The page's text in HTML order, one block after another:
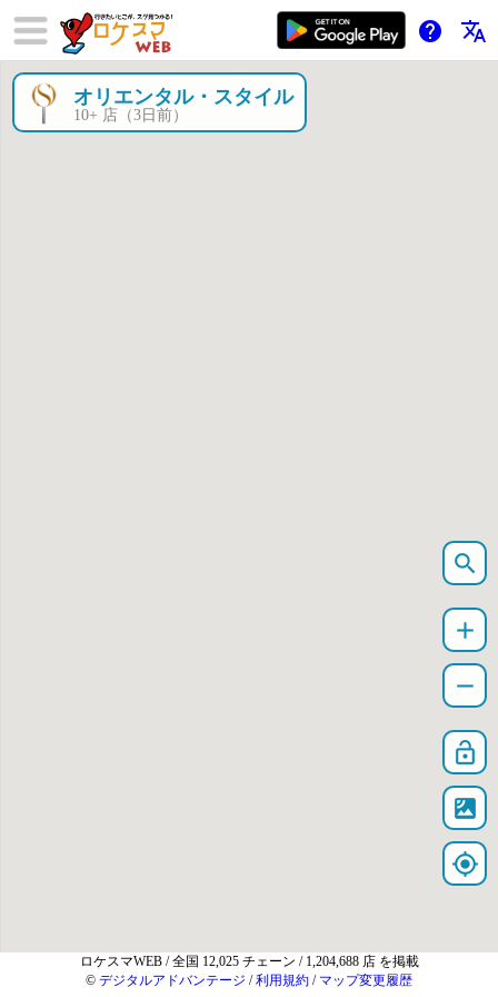
help translate
×
オリエンタル・スタイル
10+ 店（3日前）
search
add
remove
lock_open
satellite
my_location
ロケスマWEB / 全国 12,025 チェーン / 1,204,688 店 を掲載
© デジタルアドバンテージ /利用規約 / マップ変更履歴